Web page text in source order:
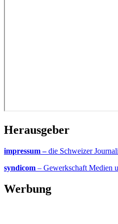
Herausgeber
impressum –die Schweizer
syndicom – Gewerkschaft Medien
Werbung